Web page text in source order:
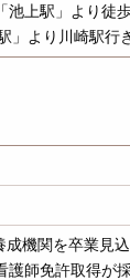
池上駅」より徒
」より川崎駅
成機関を卒業見
師免許取得が